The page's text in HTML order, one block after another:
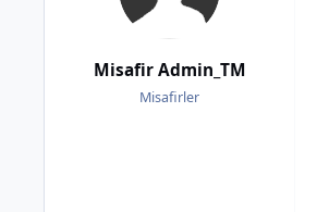
Misafir Admin_TM
Misafirler